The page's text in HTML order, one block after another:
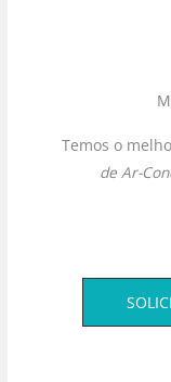
Temos o
de Ar-